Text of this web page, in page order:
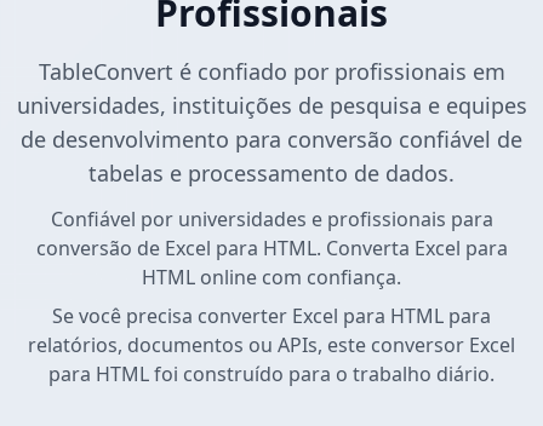
Profissionais
TableConvert é confiado por profissionais em
universidades, instituições de pesquisa e equipes
de desenvolvimento para conversão confiável de
tabelas e processamento de dados.
Confiável por universidades e profissionais para
conversão de Excel para HTML. Converta Excel para
HTML online com confiança.
Se você precisa converter Excel para HTML para
relatórios, documentos ou APIs, este conversor Excel
para HTML foi construído para o trabalho diário.